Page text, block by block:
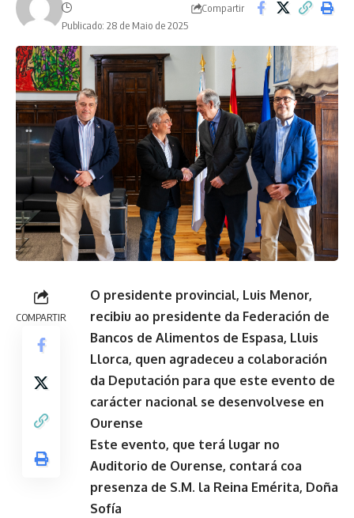
Publicado: 28 de Maio de 2025
Compartir
COMPARTIR
O presidente provincial, Luis Menor,
recibiu ao presidente da Federación de
Bancos de Alimentos de Espasa, Lluis
Llorca, quen agradeceu a colaboración
da Deputación para que este evento de
carácter nacional se desenvolvese en
Ourense
Este evento, que terá lugar no
Auditorio de Ourense, contará coa
presenza de S.M. la Reina Emérita, Doña
Sofía